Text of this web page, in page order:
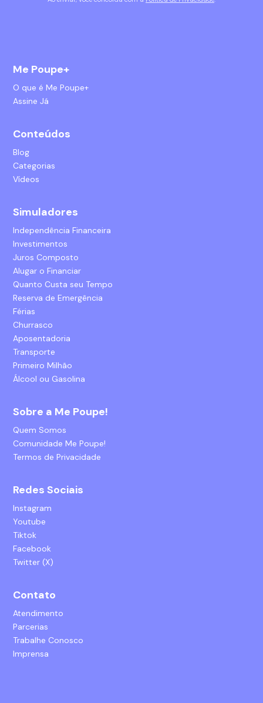
Me Poupe+
O que é Me Poupe+
Assine Já
Conteúdos
Blog
Categorias
Vídeos
Simuladores
Independência Financeira
Investimentos
Juros Composto
Alugar o Financiar
Quanto Custa seu Tempo
Reserva de Emergência
Férias
Churrasco
Aposentadoria
Transporte
Primeiro Milhão
Álcool ou Gasolina
Sobre a Me Poupe!
Quem Somos
Comunidade Me Poupe!
Termos de Privacidade
Redes Sociais
Instagram
Youtube
Tiktok
Facebook
Twitter (X)
Contato
Atendimento
Parcerias
Trabalhe Conosco
Imprensa